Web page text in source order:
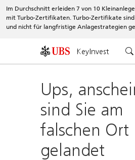
Im Durchschnitt erleiden 7 von 10
mit Turbo-Zertifikaten. Turbo-Zertifikate
und nicht für langfristige Anlagestrategien
KeyInvest
Ups,
sind Sie am
falschen Ort
gelandet